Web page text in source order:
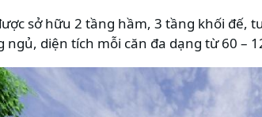
sở hữu 2 tầng hầm, 3 tầng khối đế,
ngủ, diện tích mỗi căn đa dạng từ 60 –